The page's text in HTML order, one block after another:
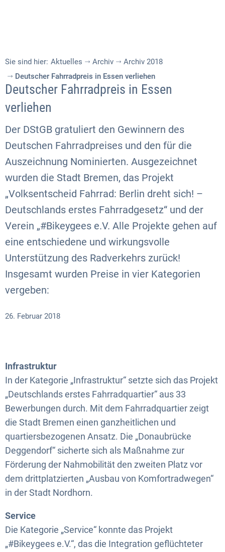
Sie sind hier: Aktuelles Archiv
Archiv 2018
Deutscher Fahrradpreis in Essen verliehen
Deutscher Fahrradpreis in Essen
verliehen
Der DStGB gratuliert den Gewinnern des
Deutschen Fahrradpreises und den für die
Auszeichnung Nominierten. Ausgezeichnet
wurden die Stadt Bremen, das Projekt
„Volksentscheid Fahrrad: Berlin dreht sich! –
Deutschlands erstes Fahrradgesetz“ und der
Verein „#Bikeygees e.V. Alle Projekte gehen auf
eine entschiedene und wirkungsvolle
Unterstützung des Radverkehrs zurück!
Insgesamt wurden Preise in vier Kategorien
vergeben:
26. Februar 2018
Infrastruktur
In der Kategorie „Infrastruktur“ setzte sich das Projekt
„Deutschlands erstes Fahrradquartier“ aus 33
Bewerbungen durch. Mit dem Fahrradquartier zeigt
die Stadt Bremen einen ganzheitlichen und
quartiersbezogenen Ansatz. Die „Donaubrücke
Deggendorf“ sicherte sich als Maßnahme zur
Förderung der Nahmobilität den zweiten Platz vor
dem drittplatzierten „Ausbau von Komfortradwegen“
in der Stadt Nordhorn.
Service
Die Kategorie „Service“ konnte das Projekt
„#Bikeygees e.V.“, das die Integration geflüchteter